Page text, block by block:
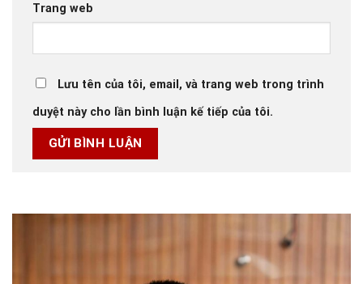
Trang web
Lưu tên của tôi, email, và trang web trong trình
duyệt này cho lần bình luận kế tiếp của tôi.